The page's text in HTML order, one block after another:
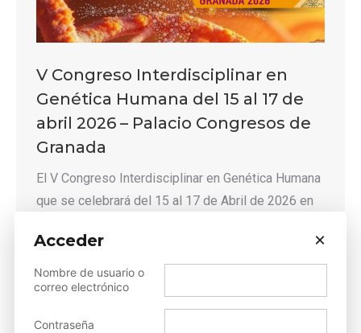
V Congreso Interdisciplinar en
Genética Humana del 15 al 17 de
abril 2026 – Palacio Congresos de
Granada
El V Congreso Interdisciplinar en Genética Humana
que se celebrará del 15 al 17 de Abril de 2026 en
organizado por las siguientes Sociedades:
Detalles
Acceder ×
Nombre de usuario o
correo electrónico
Contraseña